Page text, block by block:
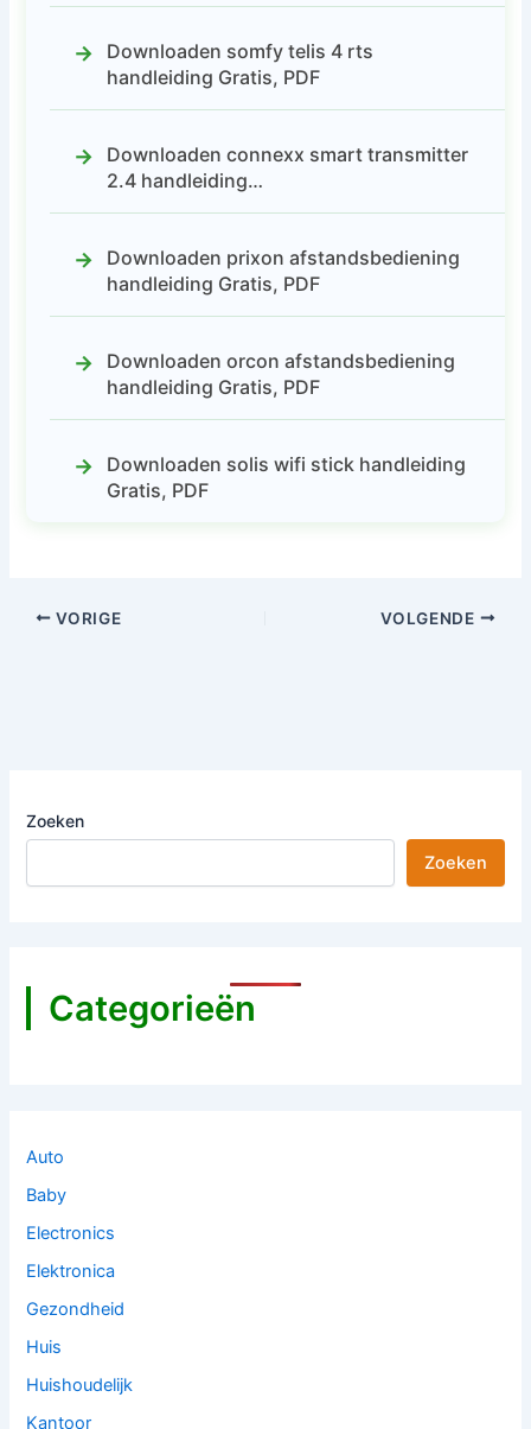
Downloaden somfy telis 4 rts
handleiding Gratis, PDF
Downloaden connexx smart transmitter
2.4 handleiding…
Downloaden prixon afstandsbediening
handleiding Gratis, PDF
Downloaden orcon afstandsbediening
handleiding Gratis, PDF
Downloaden solis wifi stick handleiding
Gratis, PDF
VORIGE VOLGENDE
Zoeken
Zoeken
Categorieën
Auto
Baby
Electronics
Elektronica
Gezondheid
Huis
Huishoudelijk
Kantoor